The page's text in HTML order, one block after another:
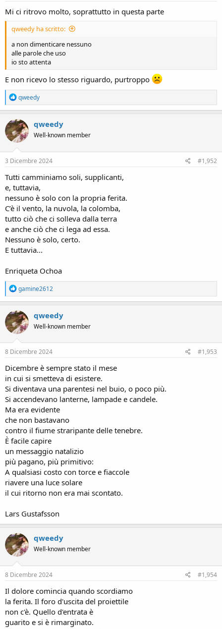
Mi ci ritrovo molto, soprattutto in questa parte
qweedy ha scritto:
a non dimenticare nessuno
alle parole che uso
io sto attenta
E non ricevo lo stesso riguardo, purtroppo
R
e
a
c
t
i
o
n
s
qweedy
qweedy
Well-known member
3 Dicembre 2024 #1,952
Tutti camminiamo soli, supplicanti,
e, tuttavia,
nessuno è solo con la propria ferita.
C’è il vento, la nuvola, la colomba,
tutto ciò che ci solleva dalla terra
e anche ciò che ci lega ad essa.
Nessuno è solo, certo.
E tuttavia...
Enriqueta Ochoa
R
e
a
c
t
i
o
n
s
gamine2612
qweedy
Well-known member
8 Dicembre 2024 #1,953
Dicembre è sempre stato il mese
in cui si smetteva di esistere.
Si diventava una parentesi nel buio, o poco più.
Si accendevano lanterne, lampade e candele.
Ma era evidente
che non bastavano
contro il fiume straripante delle tenebre.
È facile capire
un messaggio natalizio
più pagano, più primitivo:
A qualsiasi costo con torce e fiaccole
riavere una luce solare
il cui ritorno non era mai scontato.
Lars Gustafsson
qweedy
Well-known member
8 Dicembre 2024 #1,954
Il dolore comincia quando scordiamo
la ferita. Il foro d'uscita del proiettile
non c'è. Quello d'entrata è
guarito e si è rimarginato.